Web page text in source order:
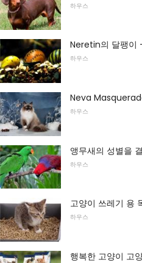
하우스
Neretin의 달팽이
하우스
Neva
하우스
앵무새의 성별을
하우스
고양이 쓰레기 용
하우스
행복한 고양이 고